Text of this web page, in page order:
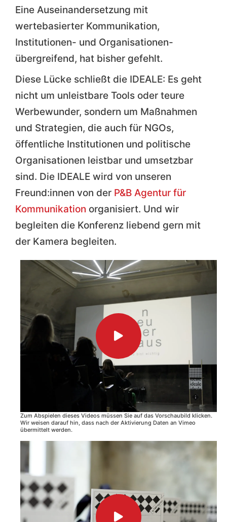
Eine Auseinandersetzung mit
wertebasierter Kommunikation,
Institutionen- und Organisationen-
übergreifend, hat bisher gefehlt.
Diese Lücke schließt die IDEALE: Es geht
nicht um unleistbare Tools oder teure
Werbewunder, sondern um Maßnahmen
und Strategien, die auch für NGOs,
öffentliche Institutionen und politische
Organisationen leistbar und umsetzbar
sind. Die IDEALE wird von unseren
Freund:innen von der P&B Agentur für
Kommunikation organisiert. Und wir
begleiten die Konferenz liebend gern mit
der Kamera begleiten.
Zum Abspielen dieses Videos müssen Sie auf das Vorschaubild klicken.
Wir weisen darauf hin, dass nach der Aktivierung Daten an Vimeo
übermittelt werden.